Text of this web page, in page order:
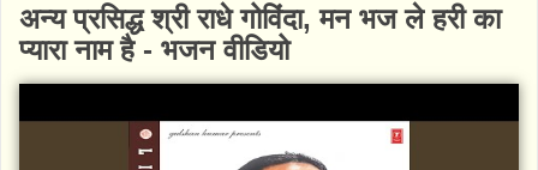
अन्य प्रसिद्ध श्री राधे गोविंदा, मन भज ले हरी का
प्यारा नाम है - भजन वीडियो